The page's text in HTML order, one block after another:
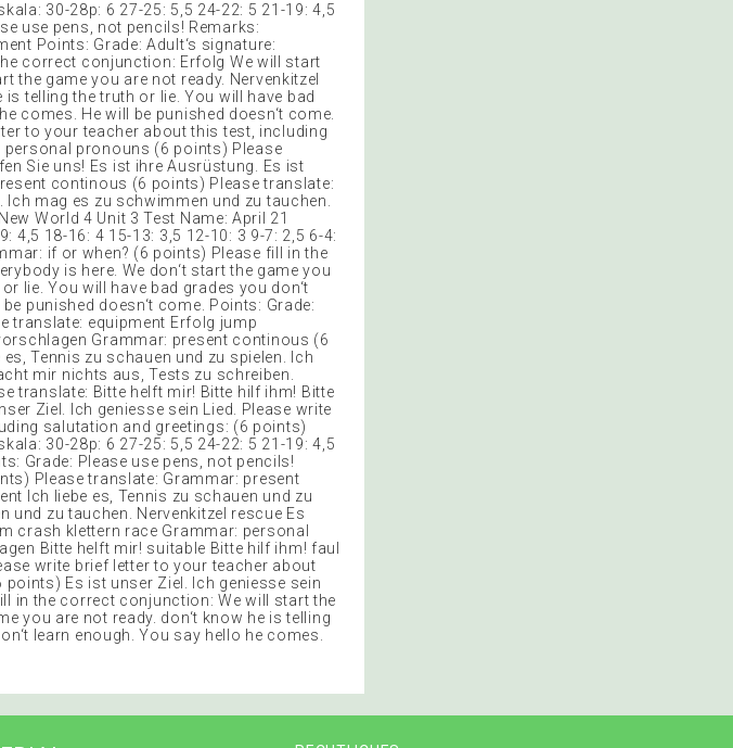
30-28p: 6 27-25: 5,5 24-22: 5 21-19: 4,5
use pens, not pencils! Remarks:
Points: Grade: Adult‘s signature:
correct conjunction: Erfolg We will start
the game you are not ready. Nervenkitzel
telling the truth or lie. You will have bad
comes. He will be punished doesn‘t come.
to your teacher about this test, including
pronouns (6 points) Please
Sie uns! Es ist ihre Ausrüstung. Es ist
continous (6 points) Please translate:
Ich mag es zu schwimmen und zu tauchen.
World 4 Unit 3 Test Name: April 21
4,5 18-16: 4 15-13: 3,5 12-10: 3 9-7: 2,5 6-4:
if or when? (6 points) Please fill in the
is here. We don‘t start the game you
lie. You will have bad grades you don‘t
punished doesn‘t come. Points: Grade:
translate: equipment Erfolg jump
Grammar: present continous (6
Tennis zu schauen und zu spielen. Ich
mir nichts aus, Tests zu schreiben.
translate: Bitte helft mir! Bitte hilf ihm! Bitte
Ziel. Ich geniesse sein Lied. Please write
salutation and greetings: (6 points)
30-28p: 6 27-25: 5,5 24-22: 5 21-19: 4,5
Grade: Please use pens, not pencils!
Please translate: Grammar: present
Ich liebe es, Tennis zu schauen und zu
und zu tauchen. Nervenkitzel rescue Es
crash klettern race Grammar: personal
Bitte helft mir! suitable Bitte hilf ihm! faul
write brief letter to your teacher about
Es ist unser Ziel. Ich geniesse sein
in the correct conjunction: We will start the
you are not ready. don‘t know he is telling
learn enough. You say hello he comes.